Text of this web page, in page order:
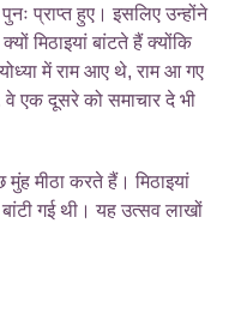
प्राप्त हुए। इसलिए उन्होंने
मिठाइयां बांटते हैं क्योंकि
में राम आए थे, राम आ गए
वे एक दूसरे को समाचार दे भी
मीठा करते हैं। मिठाइयां
गई थी। यह उत्सव लाखों